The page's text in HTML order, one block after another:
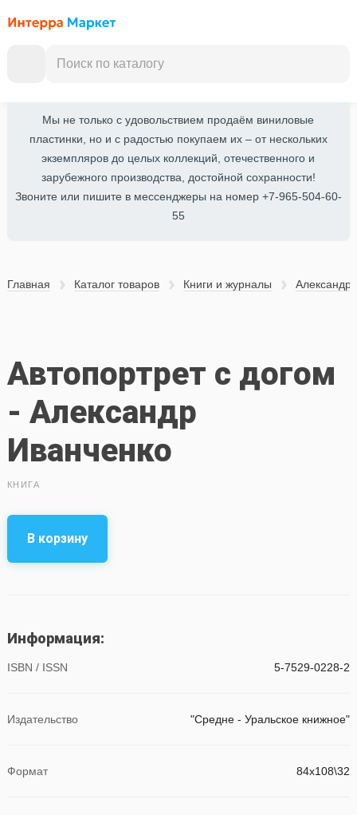
Мы не только с удовольствием продаём виниловые
пластинки, но и с радостью покупаем их – от нескольких
экземпляров до целых коллекций, отечественного и
зарубежного производства, достойной сохранности!
Звоните или пишите в мессенджеры на номер +7-965-504-60-
55
Главная Каталог товаров Книги и журналы Александр
Автопортрет с догом
- Александр
Иванченко
КНИГА
В корзину
Информация:
ISBN / ISSN 5-7529-0228-2
Издательство "Средне - Уральское книжное"
Формат 84х108\32